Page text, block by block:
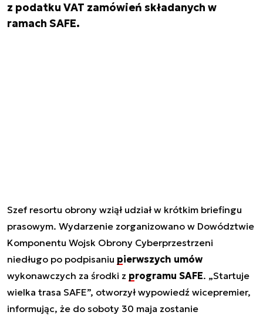
z podatku VAT zamówień składanych w
ramach SAFE.
Szef resortu obrony wziął udział w krótkim briefingu
prasowym. Wydarzenie zorganizowano w Dowództwie
Komponentu Wojsk Obrony Cyberprzestrzeni
niedługo po podpisaniu pierwszych umów
wykonawczych za środki z programu SAFE. „Startuje
wielka trasa SAFE”, otworzył wypowiedź wicepremier,
informując, że do soboty 30 maja zostanie